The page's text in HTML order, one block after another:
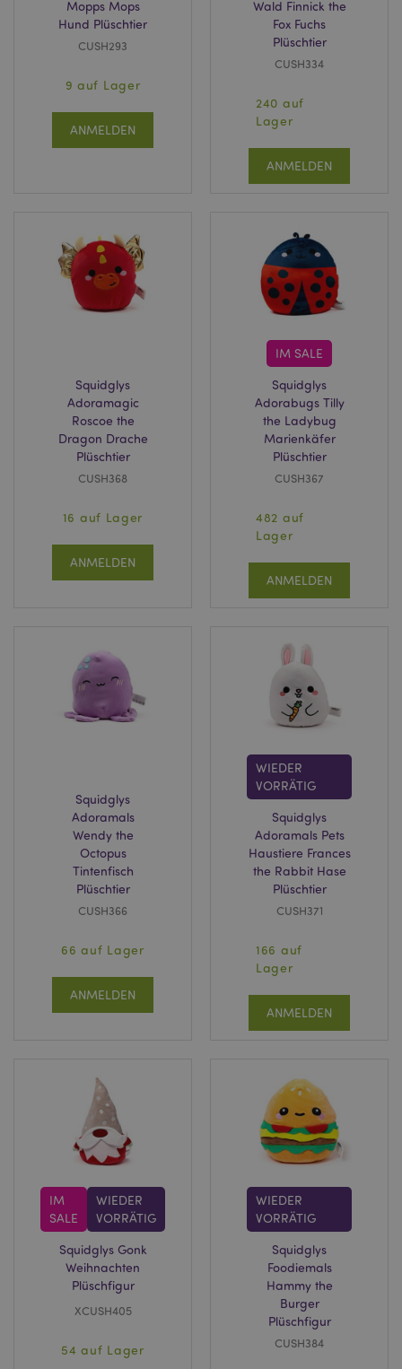
Mopps Mops
Hund Plüschtier
CUSH293
9 auf Lager
ANMELDEN
Wald Finnick the
Fox Fuchs
Plüschtier
CUSH334
240 auf
Lager
ANMELDEN
Squidglys
Adoramagic
Roscoe the
Dragon Drache
Plüschtier
CUSH368
16 auf Lager
ANMELDEN
IM SALE
Squidglys
Adorabugs Tilly
the Ladybug
Marienkäfer
Plüschtier
CUSH367
482 auf
Lager
ANMELDEN
Squidglys
Adoramals
Wendy the
Octopus
Tintenfisch
Plüschtier
CUSH366
66 auf Lager
ANMELDEN
WIEDER
VORRÄTIG
Squidglys
Adoramals Pets
Haustiere Frances
the Rabbit Hase
Plüschtier
CUSH371
166 auf
Lager
ANMELDEN
IM
SALE
WIEDER
VORRÄTIG
Squidglys Gonk
Weihnachten
Plüschfigur
XCUSH405
54 auf Lager
WIEDER
VORRÄTIG
Squidglys
Foodiemals
Hammy the
Burger
Plüschfigur
CUSH384